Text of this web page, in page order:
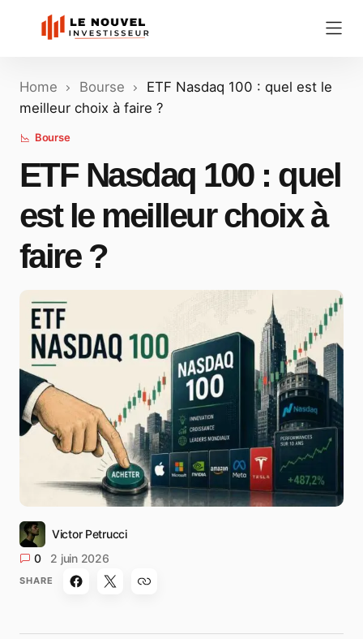
Home Bourse
ETF Nasdaq 100 : quel est le
meilleur choix à faire ?
Bourse
ETF Nasdaq 100 : quel
est le meilleur choix à
faire ?
Victor Petrucci
0
2 juin 2026
SHARE